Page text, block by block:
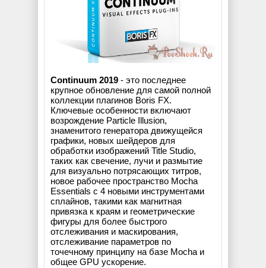
Continuum 2019 - это последнее
крупное обновление для самой полной
коллекции плагинов Boris FX.
Ключевые особенности включают
возрождение Particle Illusion,
знаменитого генератора движущейся
графики, новых шейдеров для
обработки изображений Title Studio,
таких как свечение, лучи и размытие
для визуально потрясающих титров,
новое рабочее пространство Mocha
Essentials с 4 новыми инструментами
сплайнов, такими как магнитная
привязка к краям и геометрические
фигуры для более быстрого
отслеживания и маскирования,
отслеживание параметров по
точечному принципу на базе Mocha и
общее GPU ускорение.